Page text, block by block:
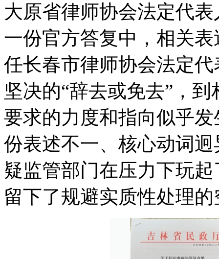
大原省律师协会法定代
一份官方答复中，相关
任长春市律师协会法定
坚决的“辞去或免去”，
要求的力度和指向似乎
份表述不一、核心动词
疑监管部门在压力下玩
留下了规避实质性处理